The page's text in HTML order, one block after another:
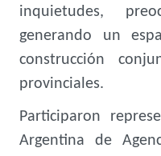
inquietudes,
generando un
construcción
provinciales.
Participaron
Argentina de